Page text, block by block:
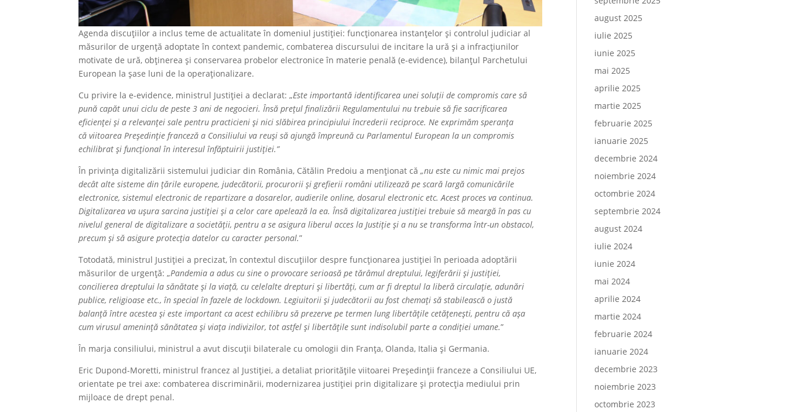
Agenda discuțiilor a inclus teme de actualitate în domeniul justiției: funcționarea instanțelor și controlul judiciar al
măsurilor de urgență adoptate în context pandemic, combaterea discursului de incitare la ură și a infracțiunilor
motivate de ură, obținerea și conservarea probelor electronice în materie penală (e-evidence), bilanțul Parchetului
European la șase luni de la operaționalizare.
Cu privire la e-evidence, ministrul Justiției a declarat: „Este importantă identificarea unei soluții de compromis care să
pună capăt unui ciclu de peste 3 ani de negocieri. Însă prețul finalizării Regulamentului nu trebuie să fie sacrificarea
eficienței și a relevanței sale pentru practicieni și nici slăbirea principiului încrederii reciproce. Ne exprimăm speranța
că viitoarea Președinție franceză a Consiliului va reuși să ajungă împreună cu Parlamentul European la un compromis
echilibrat și funcțional în interesul înfăptuirii justiției.”
În privința digitalizării sistemului judiciar din România, Cătălin Predoiu a menționat că „nu este cu nimic mai prejos
decât alte sisteme din țările europene, judecătorii, procurorii și grefierii români utilizează pe scară largă comunicările
electronice, sistemul electronic de repartizare a dosarelor, audierile online, dosarul electronic etc. Acest proces va continua.
Digitalizarea va ușura sarcina justiției și a celor care apelează la ea. Însă digitalizarea justiției trebuie să meargă în pas cu
nivelul general de digitalizare a societății, pentru a se asigura liberul acces la Justiție și a nu se transforma într-un obstacol,
precum și să asigure protecția datelor cu caracter personal.”
Totodată, ministrul Justiției a precizat, în contextul discuțiilor despre funcționarea justiției în perioada adoptării
măsurilor de urgență: „Pandemia a adus cu sine o provocare serioasă pe tărâmul dreptului, legiferării și justiției,
concilierea dreptului la sănătate și la viață, cu celelalte drepturi și libertăți, cum ar fi dreptul la liberă circulație, adunări
publice, religioase etc., în special în fazele de lockdown. Legiuitorii și judecătorii au fost chemați să stabilească o justă
balanță între acestea și este important ca acest echilibru să prezerve pe termen lung libertățile cetățenești, pentru că așa
cum virusul amenință sănătatea și viața indivizilor, tot astfel și libertățile sunt indisolubil parte a condiției umane.”
În marja consiliului, ministrul a avut discuții bilaterale cu omologii din Franța, Olanda, Italia și Germania.
Eric Dupond-Moretti, ministrul francez al Justiției, a detaliat prioritățile viitoarei Președinții franceze a Consiliului UE,
orientate pe trei axe: combaterea discriminării, modernizarea justiției prin digitalizare și protecția mediului prin
mijloace de drept penal.
august 2025
iulie 2025
iunie 2025
mai 2025
aprilie 2025
martie 2025
februarie 2025
ianuarie 2025
decembrie 2024
noiembrie 2024
octombrie 2024
septembrie 2024
august 2024
iulie 2024
iunie 2024
mai 2024
aprilie 2024
martie 2024
februarie 2024
ianuarie 2024
decembrie 2023
noiembrie 2023
octombrie 2023